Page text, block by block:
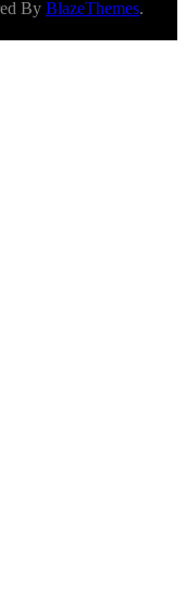
By BlazeThemes.